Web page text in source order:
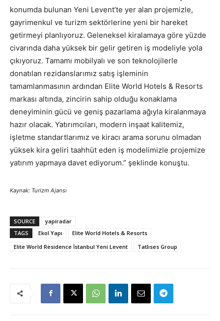
konumda bulunan Yeni Levent’te yer alan projemizle,
gayrimenkul ve turizm sektörlerine yeni bir hareket
getirmeyi planlıyoruz. Geleneksel kiralamaya göre yüzde
civarında daha yüksek bir gelir getiren iş modeliyle yola
çıkıyoruz. Tamamı mobilyalı ve son teknolojilerle
donatılan rezidanslarımız satış işleminin
tamamlanmasının ardından Elite World Hotels & Resorts
markası altında, zincirin sahip olduğu konaklama
deneyiminin gücü ve geniş pazarlama ağıyla kiralanmaya
hazır olacak. Yatırımcıları, modern inşaat kalitemiz,
işletme standartlarımız ve kiracı arama sorunu olmadan
yüksek kira geliri taahhüt eden iş modelimizle projemize
yatırım yapmaya davet ediyorum.” şeklinde konuştu.
Kaynak: Turizm Ajansı
SOURCE
yapiradar
TAGS
Ekol Yapı
Elite World Hotels & Resorts
Elite World Residence İstanbul Yeni Levent
Tatlıses Group